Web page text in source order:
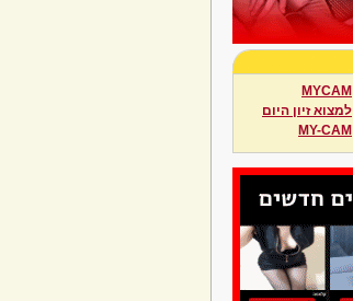
MYCAM
למצוא זיון היום
MY-CAM